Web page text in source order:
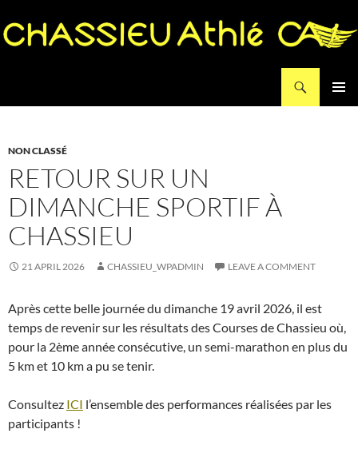
NON CLASSÉ
RETOUR SUR UN
DIMANCHE SPORTIF À
CHASSIEU
21 APRIL 2026 CHASSIEU_WPADMIN LEAVE A COMMENT
Après cette belle journée du dimanche 19 avril 2026, il est
temps de revenir sur les résultats des Courses de Chassieu où,
pour la 2ème année consécutive, un semi-marathon en plus du
5 km et 10 km a pu se tenir.
Consultez ICI l’ensemble des performances réalisées par les
participants !